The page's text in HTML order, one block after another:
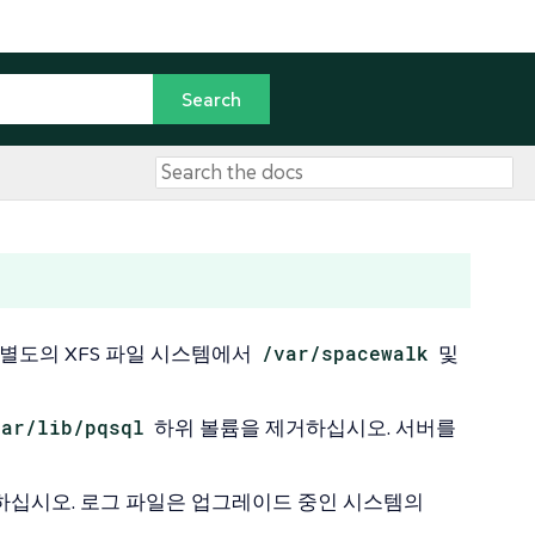
도의 XFS 파일 시스템에서 /var/spacewalk 및
lib/pqsql 하위 볼륨을 제거하십시오. 서버를
시오. 로그 파일은 업그레이드 중인 시스템의